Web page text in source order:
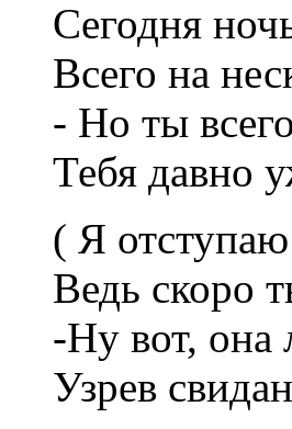
Сегодня
Всего на
- Но ты
Тебя давно
( Я
Ведь скоро
-Ну вот, она
Узрев